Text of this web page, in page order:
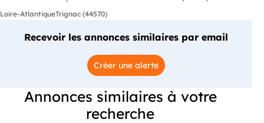
Loire-AtlantiqueTrignac (44570)
Recevoir les annonces similaires par email
Créer une alerte
Annonces similaires à votre
recherche